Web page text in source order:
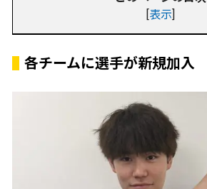
[表示]
各チームに選手が新規加入